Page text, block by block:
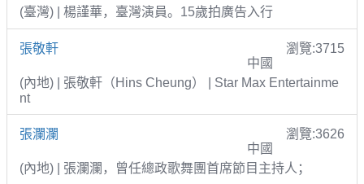
(臺灣) | 楊謹華，臺灣演員。15歲拍廣告入行
張敬軒
瀏覽:3715
中國
(內地) | 張敬軒（Hins Cheung） | Star Max Entertainme
nt
張瀾瀾
瀏覽:3626
中國
(內地) | 張瀾瀾，曾任總政歌舞團首席節目主持人；